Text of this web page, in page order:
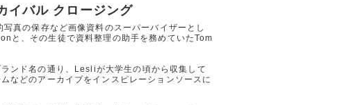
バル クロージング
真の保存など画像資料のスーパーバイザーとし
と、その生徒で資料整理の助手を務めていたTom
ンド名の通り、Lesliが大学生の頃から収集して
などのアーカイブをインスピレーションソースに